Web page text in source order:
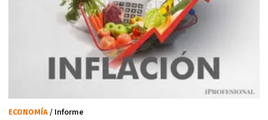
ECONOMÍA/ Informe